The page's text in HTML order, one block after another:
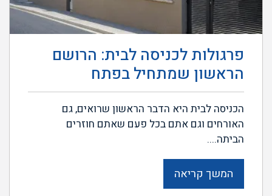
פרגולות לכניסה לבית: הרושם
הראשון שמתחיל בפתח
הכניסה לבית היא הדבר הראשון שרואים, גם
האורחים וגם אתם בכל פעם שאתם חוזרים
הביתה....
המשך קריאה